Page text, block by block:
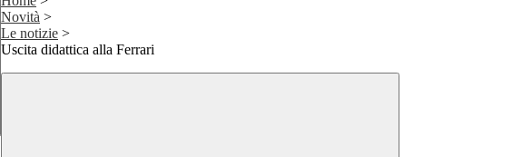
Novità >
Le notizie >
Uscita didattica alla Ferrari